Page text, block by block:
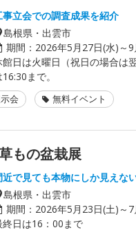
事立会での調査成果を紹介
島根県・出雲市
期間： 2026年5月27日(水)～
館日は火曜日（祝日の場合は
16:30まで。
会 無料イベント
もの盆栽展
近で見ても本物にしか見えな
島根県・出雲市
期間： 2026年5月23日(土)～
終日は16：00まで